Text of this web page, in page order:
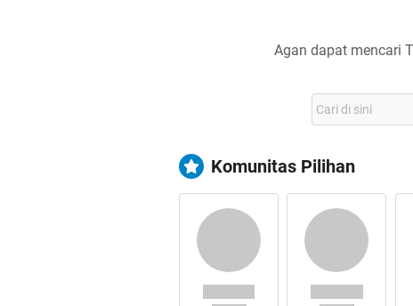
Agan dapat mencari
Komunitas Pilihan